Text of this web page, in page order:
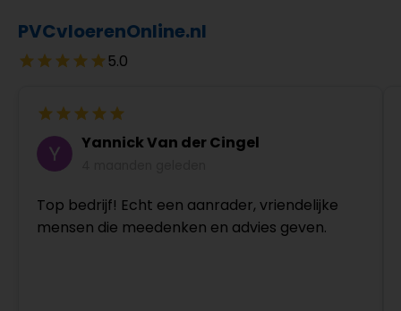
PVCvloerenOnline.nl
5.0
Yannick Van der Cingel
Top bedrijf! Echt een aanrader, vriendelijke
mensen die meedenken en advies geven.